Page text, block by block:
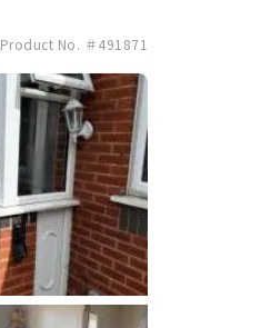
Product No. ＃491871